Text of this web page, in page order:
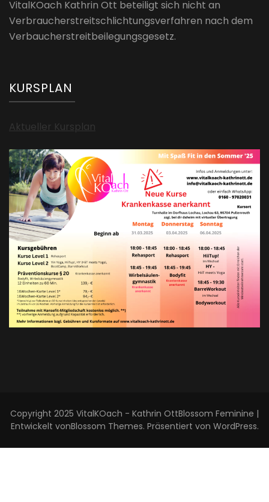
VitalKOach Kathrin Ott beteiligt sich nicht an
Verbraucherstreitschlichtungsverfahren nach dem
Verbaucherstreitbeilegungsgesetz.
KURSPLAN
Aktueller Kursplan
Copyright 2025 VitalKOach - Kathrin OttBlossom Feminine |
Entwickelt vonBlossom Themes. Präsentiert von WordPress.